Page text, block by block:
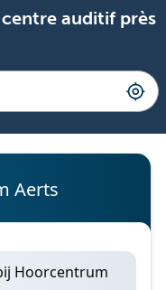
auditif près